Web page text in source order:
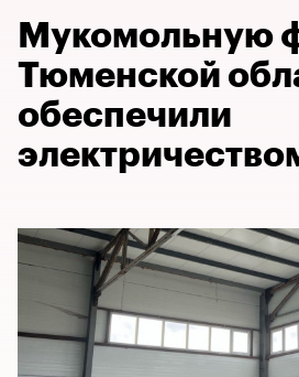
Мукомольную
Тюменской
обеспечили